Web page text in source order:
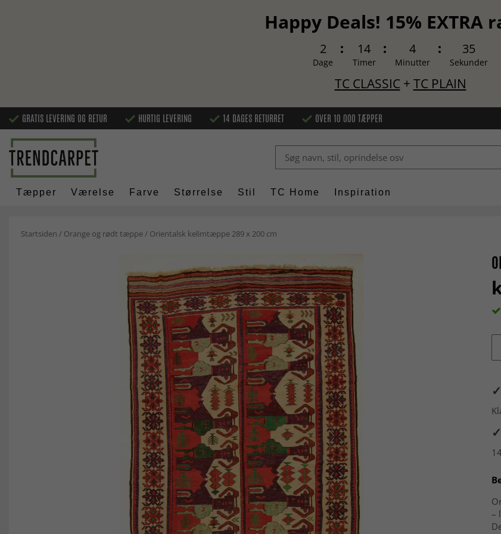
Happy Deals! 15% EXTRA
2
Dage
14
Timer
4
Minutter
34
Sekunder
TC CLASSIC+ TC PLAIN
GRATIS LEVERING OG RETUR HURTIG LEVERING 14 DAGES RETURRET OVER 10 000 TÆPPER
Tæpper Værelse Farve Størrelse Stil TC Home Inspiration
Startsiden / Orange og rødt tæppe/ Orientalsk kelimtæppe 289 x 200 cm
✓
✓
–